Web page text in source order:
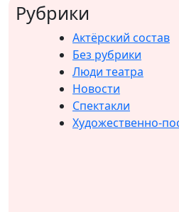
Рубрики
Актёрский состав
Без рубрики
Люди театра
Новости
Спектакли
Художественно-